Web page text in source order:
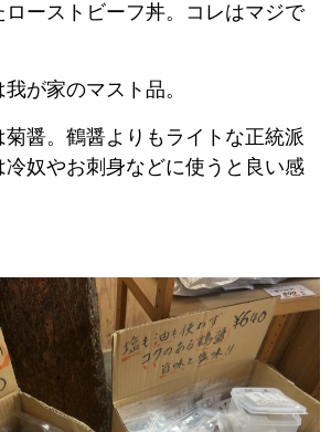
ーストビーフ丼。コレはマジで
が家のマスト品。
菊醤。鶴醤よりもライトな正統派
奴やお刺身などに使うと良い感